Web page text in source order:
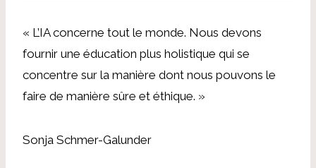
« L’IA concerne tout le monde. Nous devons
fournir une éducation plus holistique qui se
concentre sur la manière dont nous pouvons le
faire de manière sûre et éthique. »
Sonja Schmer-Galunder